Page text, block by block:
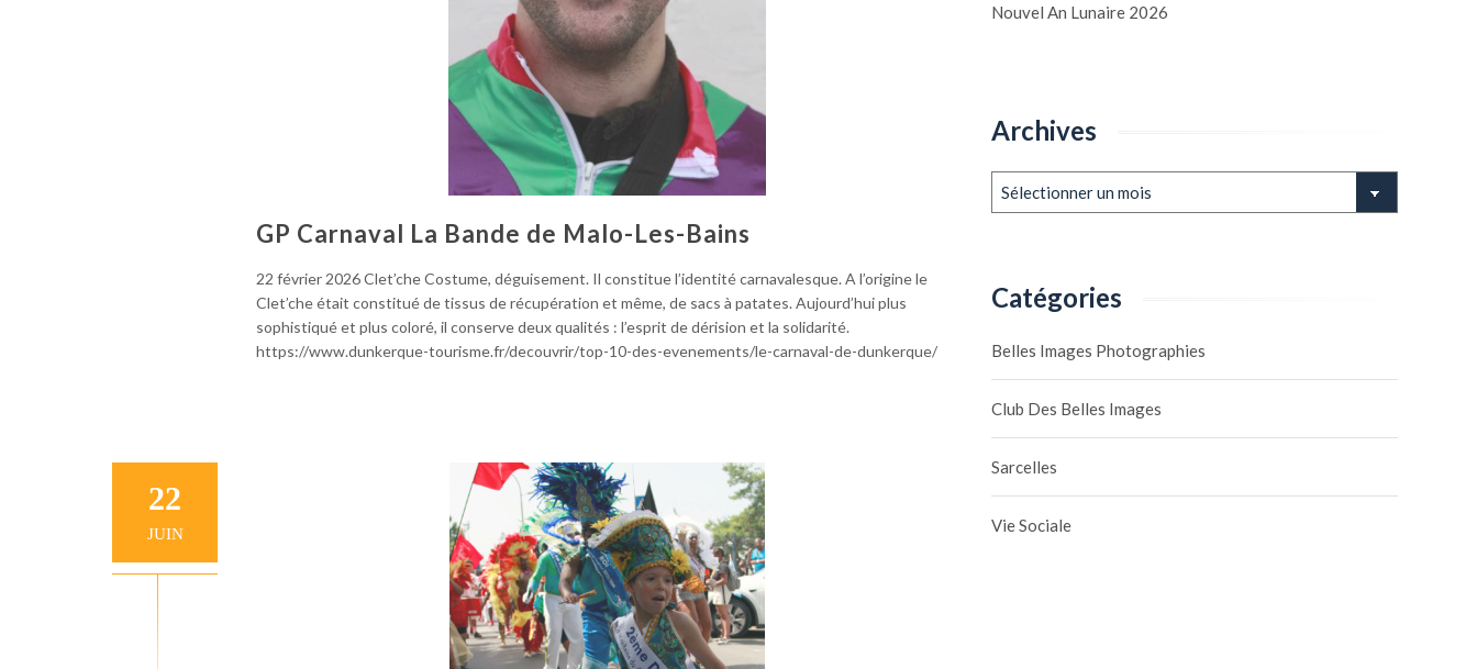
GP Carnaval La Bande de Malo-Les-Bains
22 février 2026 Clet’che Costume, déguisement. Il constitue l’identité carnavalesque. A l’origine le
Clet’che était constitué de tissus de récupération et même, de sacs à patates. Aujourd’hui plus
sophistiqué et plus coloré, il conserve deux qualités : l’esprit de dérision et la solidarité.
https://www.dunkerque-tourisme.fr/decouvrir/top-10-des-evenements/le-carnaval-de-dunkerque/
22
JUIN
Nouvel An Lunaire 2026
Archives
Catégories
Belles Images Photographies
Club Des Belles Images
Sarcelles
Vie Sociale